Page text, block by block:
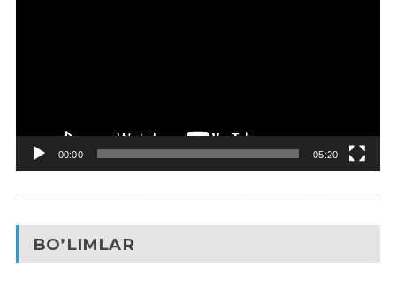
00:00 05:20
BO’LIMLAR